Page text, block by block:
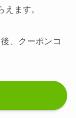
えます。
、クーポンコ